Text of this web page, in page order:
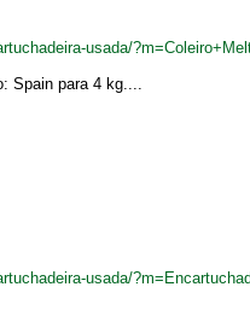
usada/
Spain para 4 kg....
usada/